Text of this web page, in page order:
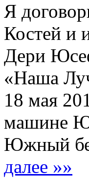
Я
Костей и
Дери
«Наша
18 мая
машине
Южный
далее »»